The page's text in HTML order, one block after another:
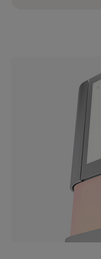
どのライブラ
cycles)
カート
イブラ
cycles)
カート
イブラ